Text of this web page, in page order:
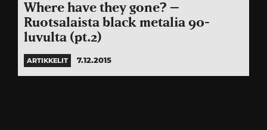
Where have they gone? –
Ruotsalaista black metalia 90-
luvulta (pt.2)
ARTIKKELIT 7.12.2015